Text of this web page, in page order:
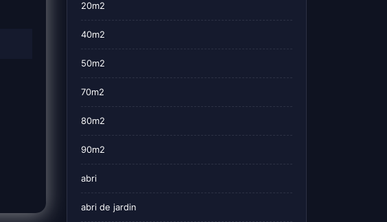
20m2
40m2
50m2
70m2
80m2
90m2
abri
abri de jardin